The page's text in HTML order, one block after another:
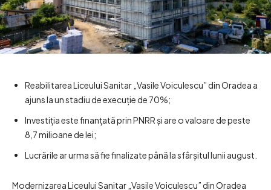
Reabilitarea Liceului Sanitar „Vasile Voiculescu” din Oradea a
ajuns la un stadiu de execuție de 70%;
Investiția este finanțată prin PNRR și are o valoare de peste
8,7 milioane de lei;
Lucrările ar urma să fie finalizate până la sfârșitul lunii august.
Modernizarea Liceului Sanitar „Vasile Voiculescu” din Oradea